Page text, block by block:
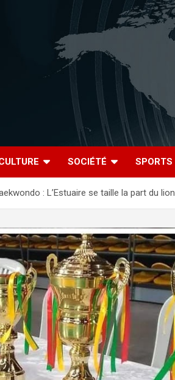
SOCIÉTÉ SPORTS
: L’Estuaire se taille la part du lion